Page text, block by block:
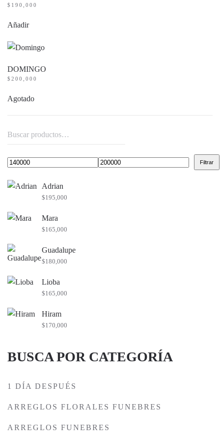
$ 190,000
Añadir
DOMINGO
$ 200,000
Agotado
Buscar
por:
Precio
mínimo
Precio
máximo
Filtrar
Adrian
$195,000
Mara
$165,000
Guadalupe
$180,000
Lioba
$165,000
Hiram
$170,000
BUSCA POR CATEGORÍA
1 DÍA DESPUÉS
ARREGLOS FLORALES FUNEBRES
ARREGLOS FUNEBRES